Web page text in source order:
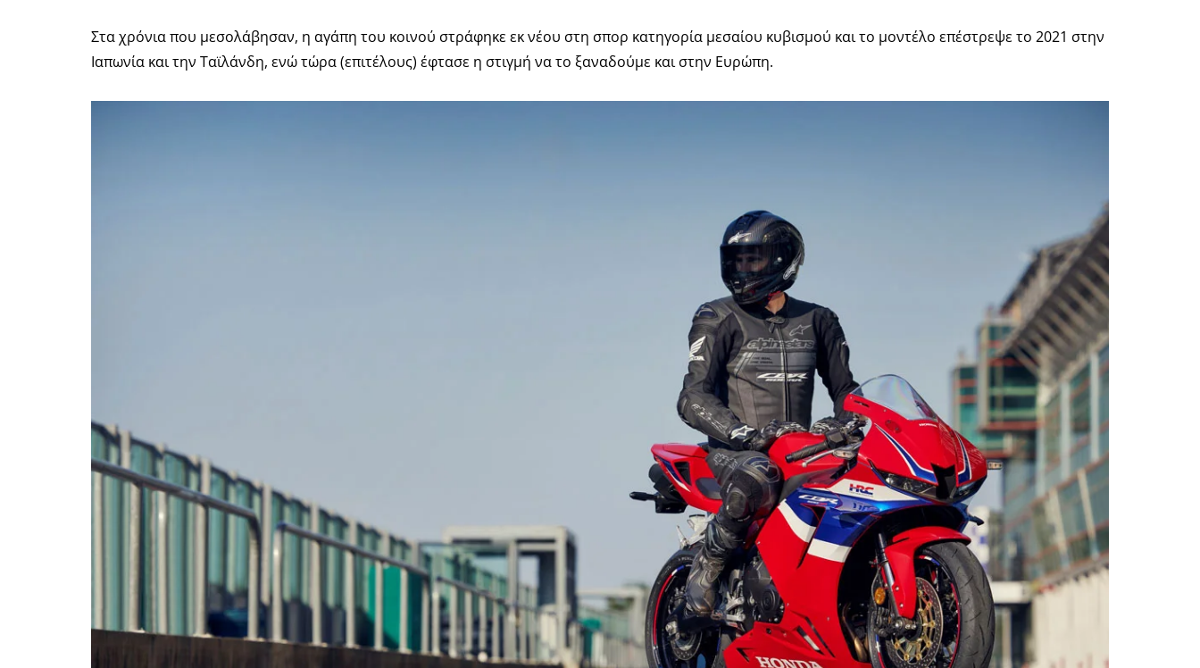
Στα χρόνια που μεσολάβησαν, η αγάπη του κοινού στράφηκε εκ νέου στη σπορ κατηγορία μεσαίου κυβισμού και το μοντέλο επέστρεψε το 2021 στην
Ιαπωνία και την Ταϊλάνδη, ενώ τώρα (επιτέλους) έφτασε η στιγμή να το ξαναδούμε και στην Ευρώπη.